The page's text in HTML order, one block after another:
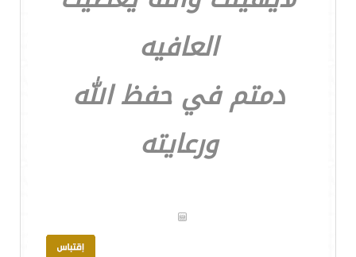
العافيه
دمتم في حفظ الله
ورعايته